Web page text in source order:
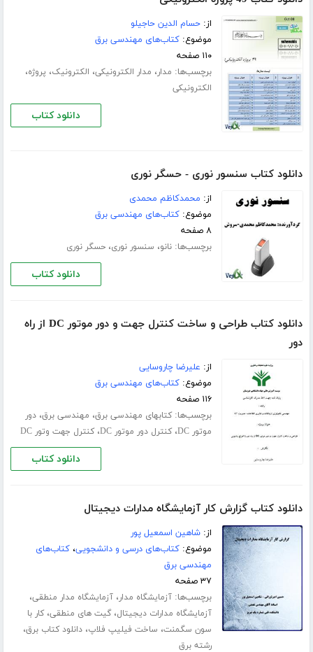
از:حسام الدین حاجیلو
موضوع:کتاب‌های مهندسی برق
۱۱۰ صفحه
برچسب‌ها: مدار، مدار الکترونیکی، الکترونیک، پروژه،
الکترونیکی
دانلود کتاب
دانلود کتاب سنسور نوری - حسگر نوری
از: محمدکاظم محمدی
موضوع:کتاب‌های مهندسی برق
۸ صفحه
برچسب‌ها:نانو، سنسور نوری،حسگر نوری
دانلود کتاب
دانلود کتاب طراحی و ساخت کنترل جهت و دور موتور DC از راه
دور
از: علیرضا چاروسایی
موضوع:کتاب‌های مهندسی برق
۱۱۶ صفحه
برچسب‌ها:کتابهای مهندسی برق، مهندسی برق،دور
موتور DC
،کنترل دور موتور DC ،کنترل جهت وتور DC
دانلود کتاب
دانلود کتاب گزارش کار آزمایشگاه مدارات دیجیتال
از:شاهین اسمعیل پور
موضوع:کتاب‌های درسی و دانشجویی،کتاب‌های
مهندسی برق
۳۷ صفحه
برچسب‌ها:آزمایشگاه مدار،آزمایشگاه مدار منطقی،
آزمایشگاه مدارات دیجیتال،گیت های منطقی،کار با
سون سگمنت، ساخت فیلیپ فلاپ،دانلود کتاب برق،
رشته برق